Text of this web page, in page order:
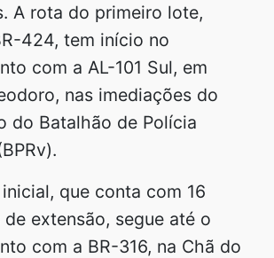
A rota do primeiro lote,
424, tem início no
com a AL-101 Sul, em
nas imediações do
do Batalhão de Polícia
que conta com 16
extensão, segue até o
com a BR-316, na Chã do